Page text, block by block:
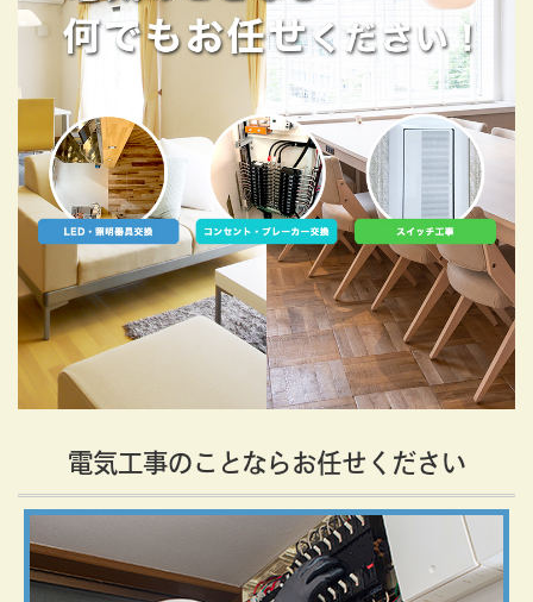
電気工事のことならお任せください